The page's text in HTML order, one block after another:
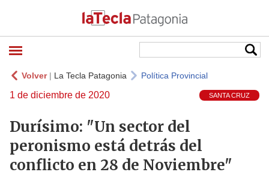
Volver| La Tecla Patagonia Política Provincial
1 de diciembre de 2020 SANTA CRUZ
Durísimo: "Un sector del
peronismo está detrás del
conflicto en 28 de Noviembre"